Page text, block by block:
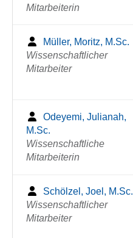
Mitarbeiterin
Müller, Moritz, M.Sc.
Wissenschaftlicher
Mitarbeiter
Odeyemi, Julianah,
M.Sc.
Wissenschaftliche
Mitarbeiterin
Schölzel, Joel, M.Sc.
Wissenschaftlicher
Mitarbeiter